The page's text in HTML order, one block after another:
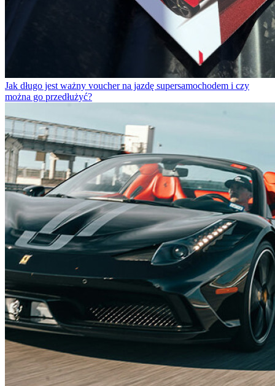
Jak długo jest ważny voucher na jazdę supersamochodem i czy
można go przedłużyć?